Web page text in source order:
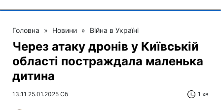
Головна » Новини » Війна в Україні
Через атаку дронів у Київській
області постраждала маленька
дитина
13:11 25.01.2025 Сб 1 хв